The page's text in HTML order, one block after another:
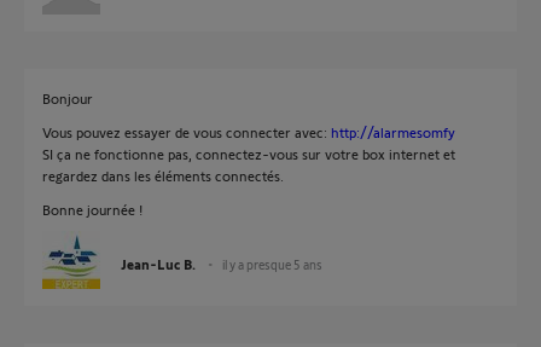
Bonjour
Vous pouvez essayer de vous connecter avec: http://alarmesomfy
SI ça ne fonctionne pas, connectez-vous sur votre box internet et
regardez dans les éléments connectés.
Bonne journée !
Jean-Luc B. il y a presque 5 ans